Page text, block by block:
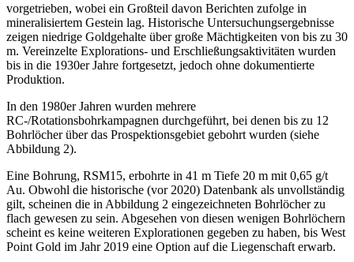
vorgetrieben, wobei ein Großteil davon Berichten zufolge in
mineralisiertem Gestein lag. Historische Untersuchungsergebnisse
zeigen niedrige Goldgehalte über große Mächtigkeiten von bis zu 30
m. Vereinzelte Explorations- und Erschließungsaktivitäten wurden
bis in die 1930er Jahre fortgesetzt, jedoch ohne dokumentierte
Produktion.
In den 1980er Jahren wurden mehrere
RC-/Rotationsbohrkampagnen durchgeführt, bei denen bis zu 12
Bohrlöcher über das Prospektionsgebiet gebohrt wurden (siehe
Abbildung 2).
Eine Bohrung, RSM15, erbohrte in 41 m Tiefe 20 m mit 0,65 g/t
Au. Obwohl die historische (vor 2020) Datenbank als unvollständig
gilt, scheinen die in Abbildung 2 eingezeichneten Bohrlöcher zu
flach gewesen zu sein. Abgesehen von diesen wenigen Bohrlöchern
scheint es keine weiteren Explorationen gegeben zu haben, bis West
Point Gold im Jahr 2019 eine Option auf die Liegenschaft erwarb.